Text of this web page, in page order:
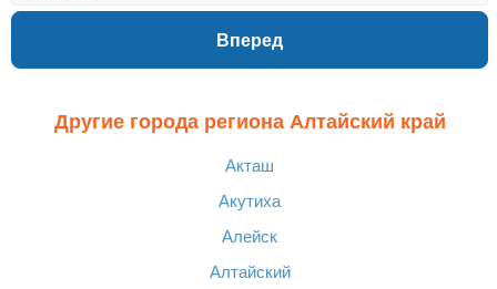
Вперед
Другие города региона Алтайский край
Акташ
Акутиха
Алейск
Алтайский